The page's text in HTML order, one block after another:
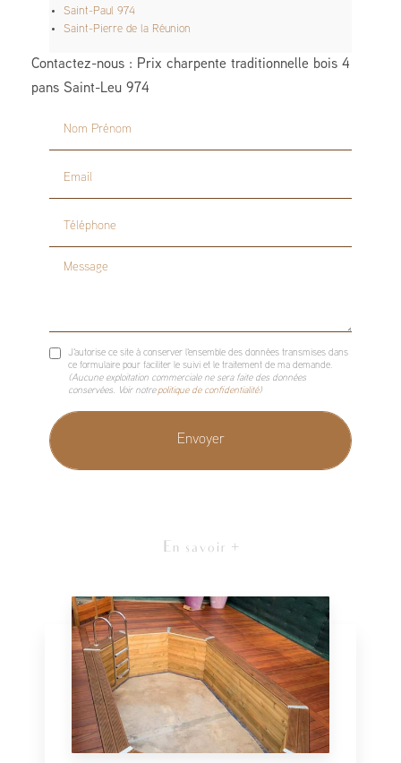
Saint-Paul 974
Saint-Pierre de la Réunion
Contactez-nous : Prix charpente traditionnelle bois 4
pans Saint-Leu 974
Nom Prénom
Email
Téléphone
Message
J'autorise ce site à conserver l'ensemble des données transmises dans
ce formulaire pour faciliter le suivi et le traitement de ma demande.
(Aucune exploitation commerciale ne sera faite des données
conservées. Voir notre politique de confidentialité)
En savoir +